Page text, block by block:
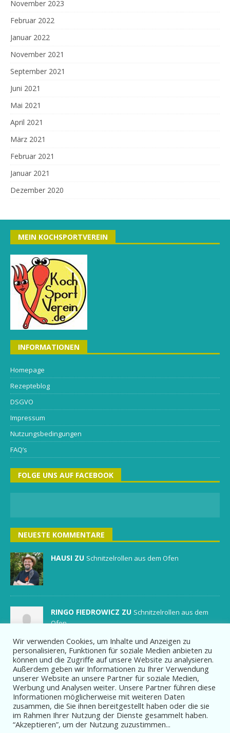
November 2023
Februar 2022
Januar 2022
November 2021
September 2021
Juni 2021
Mai 2021
April 2021
März 2021
Februar 2021
Januar 2021
Dezember 2020
MEIN KOCHSPORTVEREIN
INFORMATIONEN
Homepage
Rezepteblog
DSGVO
Impressum
Nutzungsbedingungen
FAQ’s
FOLGE UNS AUF FACEBOOK
NEUESTE KOMMENTARE
HAUSI ZU Schnitzelrollen aus dem Ofen
RINGO FIEDROWICZ ZU Schnitzelrollen aus dem
Ofen
HAUSI ZUSoße für Truthahn / Pute
Wir verwenden Cookies, um Inhalte und Anzeigen zu
personalisieren, Funktionen für soziale Medien anbieten zu
können und die Zugriffe auf unsere Website zu analysieren.
Außerdem geben wir Informationen zu Ihrer Verwendung
unserer Website an unsere Partner für soziale Medien,
Werbung und Analysen weiter. Unsere Partner führen diese
Informationen möglicherweise mit weiteren Daten
zusammen, die Sie ihnen bereitgestellt haben oder die sie
im Rahmen Ihrer Nutzung der Dienste gesammelt haben.
“Akzeptieren”, um der Nutzung zuzustimmen...